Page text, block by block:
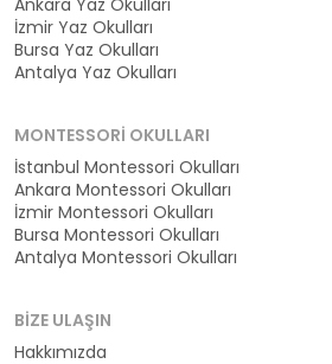
Ankara Yaz Okulları
İzmir Yaz Okulları
Bursa Yaz Okulları
Antalya Yaz Okulları
MONTESSORI OKULLARI
İstanbul Montessori Okulları
Ankara Montessori Okulları
İzmir Montessori Okulları
Bursa Montessori Okulları
Antalya Montessori Okulları
BIZE ULAŞIN
Hakkımızda